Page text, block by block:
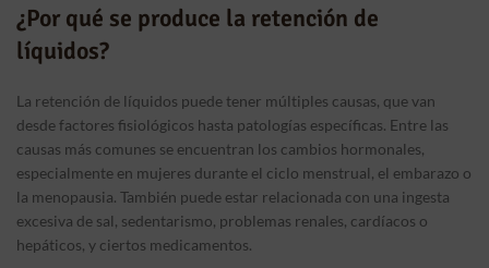
¿Por qué se produce la retención de
líquidos?
La retención de líquidos puede tener múltiples causas, que van
desde factores fisiológicos hasta patologías específicas. Entre las
causas más comunes se encuentran los cambios hormonales,
especialmente en mujeres durante el ciclo menstrual, el embarazo o
la menopausia. También puede estar relacionada con una ingesta
excesiva de sal, sedentarismo, problemas renales, cardíacos o
hepáticos, y ciertos medicamentos.